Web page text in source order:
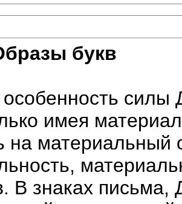
букв
силы
имея
на материальный
В знаках письма,